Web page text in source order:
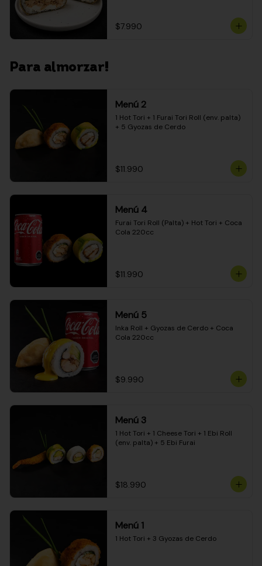
$7.990
Para almorzar!
Menú 2
1 Hot Tori + 1 Furai Tori Roll (env. palta)
+ 5 Gyozas de Cerdo
$11.990
Menú 4
Furai Tori Roll (Palta) + Hot Tori + Coca
Cola 220cc
$11.990
Menú 5
Inka Roll + Gyozas de Cerdo + Coca
Cola 220cc
$9.990
Menú 3
1 Hot Tori + 1 Cheese Tori + 1 Ebi Roll
(env. palta) + 5 Ebi Furai
$18.990
Menú 1
1 Hot Tori + 3 Gyozas de Cerdo